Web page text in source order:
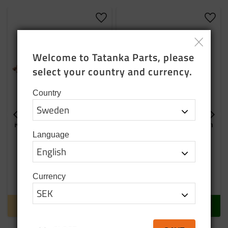
Kupilka 44 plate brown
Add to favorites
Temp finished
INFO
Kupilka 14 plate brown
outdoor life
Add
In stock
BUY
Welcome to Tatanka Parts, please
select your country and currency.
Country
Language
Currency